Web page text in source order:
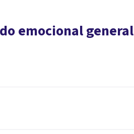
emocional general